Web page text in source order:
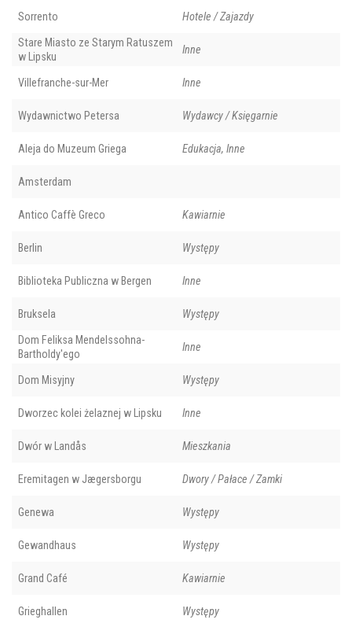
Sorrento Hotele / Zajazdy
Stare Miasto ze Starym Ratuszem
w Lipsku
Inne
Villefranche-sur-Mer Inne
Wydawnictwo Petersa Wydawcy / Księgarnie
Aleja do Muzeum Griega Edukacja, Inne
Amsterdam
Antico Caffè Greco Kawiarnie
Berlin Występy
Biblioteka Publiczna w Bergen Inne
Bruksela Występy
Dom Feliksa Mendelssohna-
Bartholdy'ego
Inne
Dom Misyjny Występy
Dworzec kolei żelaznej w Lipsku Inne
Dwór w Landås Mieszkania
Eremitagen w Jægersborgu Dwory / Pałace / Zamki
Genewa Występy
Gewandhaus Występy
Grand Café Kawiarnie
Grieghallen Występy